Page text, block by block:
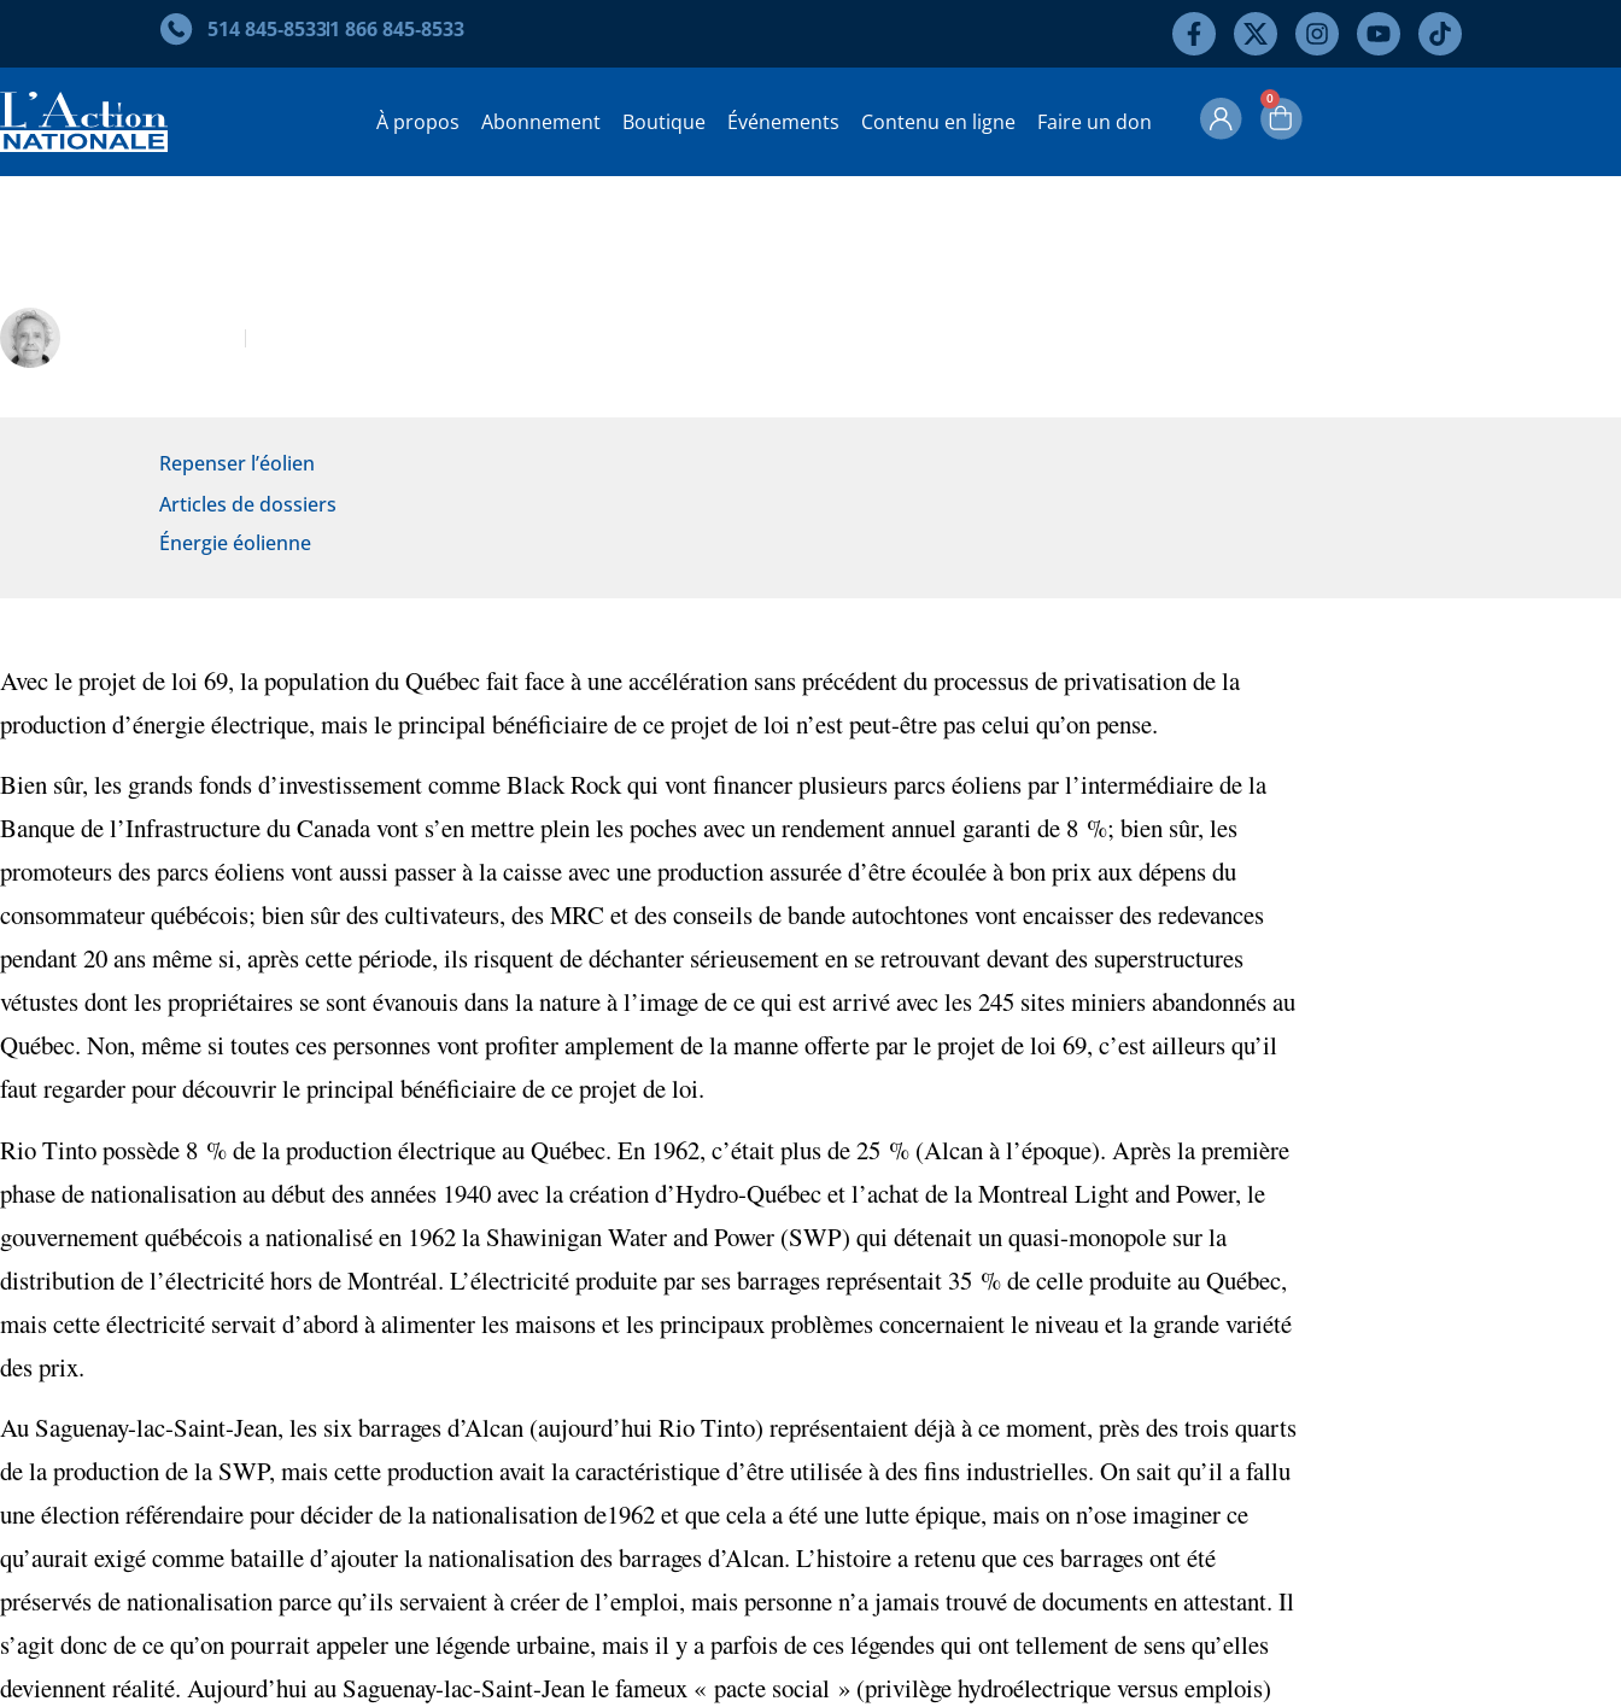
514 845‑85331 866 845‑8533
À propos Abonnement Boutique Événements Contenu en ligne Faire un don
0
Repenser l’éolien
Articles de dossiers
Énergie éolienne
Avec le projet de loi 69, la population du Québec fait face à une accélération sans précédent du processus de privatisation de la
production d’énergie électrique, mais le principal bénéficiaire de ce projet de loi n’est peut-être pas celui qu’on pense.
Bien sûr, les grands fonds d’investissement comme Black Rock qui vont financer plusieurs parcs éoliens par l’intermédiaire de la
Banque de l’Infrastructure du Canada vont s’en mettre plein les poches avec un rendement annuel garanti de 8 %; bien sûr, les
promoteurs des parcs éoliens vont aussi passer à la caisse avec une production assurée d’être écoulée à bon prix aux dépens du
consommateur québécois; bien sûr des cultivateurs, des MRC et des conseils de bande autochtones vont encaisser des redevances
pendant 20 ans même si, après cette période, ils risquent de déchanter sérieusement en se retrouvant devant des superstructures
vétustes dont les propriétaires se sont évanouis dans la nature à l’image de ce qui est arrivé avec les 245 sites miniers abandonnés au
Québec. Non, même si toutes ces personnes vont profiter amplement de la manne offerte par le projet de loi 69, c’est ailleurs qu’il
faut regarder pour découvrir le principal bénéficiaire de ce projet de loi.
Rio Tinto possède 8 % de la production électrique au Québec. En 1962, c’était plus de 25 % (Alcan à l’époque). Après la première
phase de nationalisation au début des années 1940 avec la création d’Hydro-Québec et l’achat de la Montreal Light and Power, le
gouvernement québécois a nationalisé en 1962 la Shawinigan Water and Power (SWP) qui détenait un quasi-monopole sur la
distribution de l’électricité hors de Montréal. L’électricité produite par ses barrages représentait 35 % de celle produite au Québec,
mais cette électricité servait d’abord à alimenter les maisons et les principaux problèmes concernaient le niveau et la grande variété
des prix.
Au Saguenay-lac-Saint-Jean, les six barrages d’Alcan (aujourd’hui Rio Tinto) représentaient déjà à ce moment, près des trois quarts
de la production de la SWP, mais cette production avait la caractéristique d’être utilisée à des fins industrielles. On sait qu’il a fallu
une élection référendaire pour décider de la nationalisation de1962 et que cela a été une lutte épique, mais on n’ose imaginer ce
qu’aurait exigé comme bataille d’ajouter la nationalisation des barrages d’Alcan. L’histoire a retenu que ces barrages ont été
préservés de nationalisation parce qu’ils servaient à créer de l’emploi, mais personne n’a jamais trouvé de documents en attestant. Il
s’agit donc de ce qu’on pourrait appeler une légende urbaine, mais il y a parfois de ces légendes qui ont tellement de sens qu’elles
deviennent réalité. Aujourd’hui au Saguenay-lac-Saint-Jean le fameux « pacte social » (privilège hydroélectrique versus emplois)